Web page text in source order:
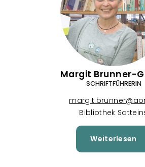
Margit Brunner-
SCHRIFTFÜHRERIN
Bibliothek
Weiterlesen